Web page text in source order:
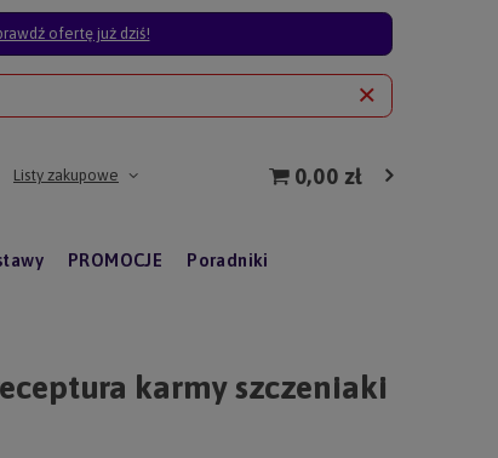
ofertę już dziś!
Listy zakupowe 0,00 zł
PROMOCJE Poradniki
karmy szczeniaki